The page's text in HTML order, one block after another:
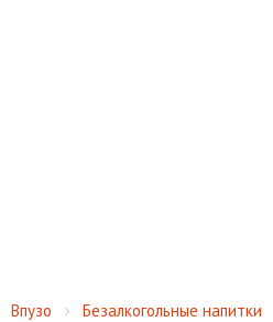
Впузо Безалкогольные напитки